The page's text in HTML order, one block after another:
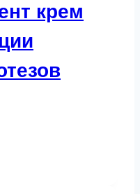
крем